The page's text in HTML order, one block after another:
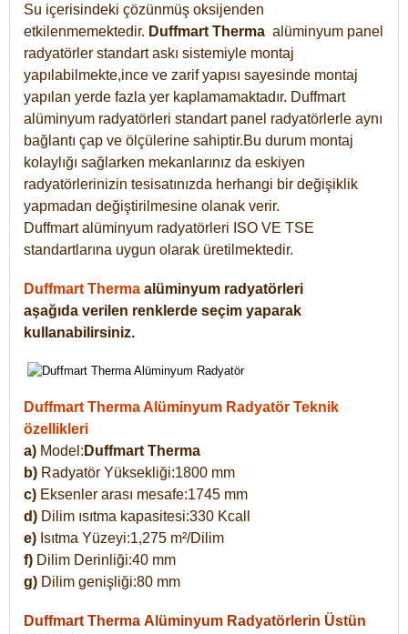
Su içerisindeki çözünmüş oksijenden
etkilenmemektedir. Duffmart Therma alüminyum panel
radyatörler standart askı sistemiyle montaj
yapılabilmekte,ince ve zarif yapısı sayesinde montaj
yapılan yerde fazla yer kaplamamaktadır. Duffmart
alüminyum radyatörleri standart panel radyatörlerle aynı
bağlantı çap ve ölçülerine sahiptir.Bu durum montaj
kolaylığı sağlarken mekanlarınız da eskiyen
radyatörlerinizin tesisatınızda herhangi bir değişiklik
yapmadan değiştirilmesine olanak verir.
Duffmart alüminyum radyatörleri ISO VE TSE
standartlarına uygun olarak üretilmektedir.
Duffmart Therma alüminyum radyatörleri
aşağıda verilen renklerde seçim yaparak
kullanabilirsiniz.
Duffmart Therma Alüminyum Radyatör Teknik
özellikleri
a) Model: Duffmart Therma
b) Radyatör Yüksekliği:1800 mm
c) Eksenler arası mesafe:1745 mm
d) Dilim ısıtma kapasitesi:330 Kcall
e) Isıtma Yüzeyi:1,275 m²/Dilim
f) Dilim Derinliği:40 mm
g) Dilim genişliği:80 mm
Duffmart Therma Alüminyum Radyatörlerin Üstün